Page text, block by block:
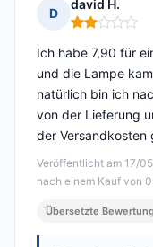
D
david H.
Hinweis: 2
Veröffentlicht am 17/
nach einem Kauf von
Ich habe 7,90 für
und die Lampe
natürlich bin ich
von der Lieferung
der Versandkosten
Übersetzte